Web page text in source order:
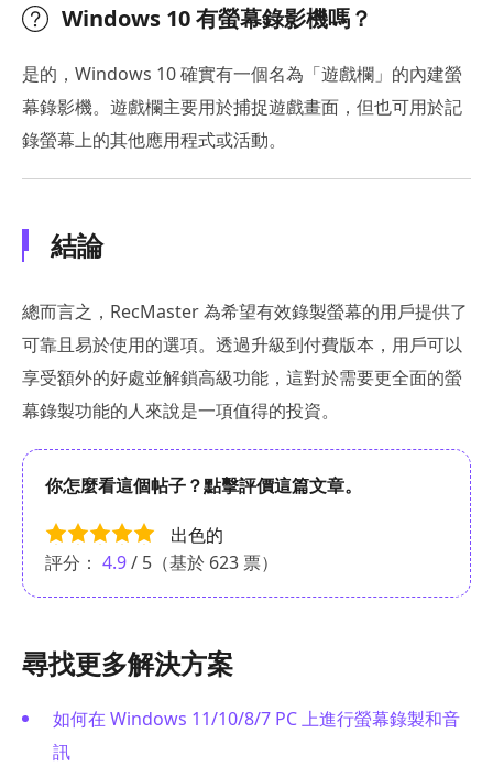
Windows 10 有螢幕錄影機嗎？
是的，Windows 10 確實有一個名為「遊戲欄」的內建螢
幕錄影機。遊戲欄主要用於捕捉遊戲畫面，但也可用於記
錄螢幕上的其他應用程式或活動。
結論
總而言之，RecMaster 為希望有效錄製螢幕的用戶提供了
可靠且易於使用的選項。透過升級到付費版本，用戶可以
享受額外的好處並解鎖高級功能，這對於需要更全面的螢
幕錄製功能的人來說是一項值得的投資。
你怎麼看這個帖子？點擊評價這篇文章。
出色的
評分： 4.9/ 5（基於 623 票）
尋找更多解決方案
如何在 Windows 11/10/8/7 PC 上進行螢幕錄製和音
訊